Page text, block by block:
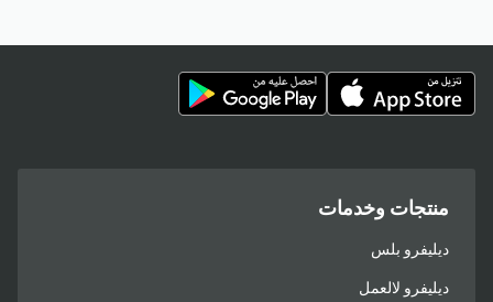
منتجات وخدمات
ديليفرو بلس
ديليفرو لالعمل